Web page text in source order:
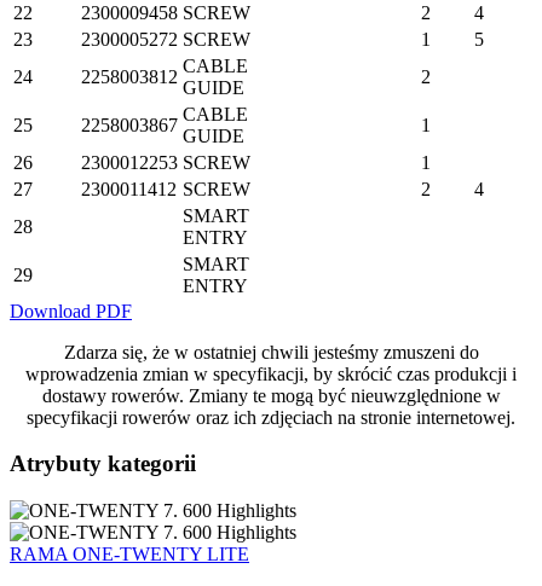
22
2300009458 SCREW 2
4
23
2300005272 SCREW 1
5
24
2258003812
CABLE
GUIDE
2
25 2258003867
CABLE
GUIDE
1
26
2300012253 SCREW
1
27
2300011412 SCREW 2
4
28
SMART
ENTRY
29
SMART
ENTRY
Download PDF
Zdarza się, że w ostatniej chwili jesteśmy zmuszeni do
wprowadzenia zmian w specyfikacji, by skrócić czas produkcji i
dostawy rowerów. Zmiany te mogą być nieuwzględnione w
specyfikacji rowerów oraz ich zdjęciach na stronie internetowej.
Atrybuty kategorii
RAMA ONE-TWENTY LITE